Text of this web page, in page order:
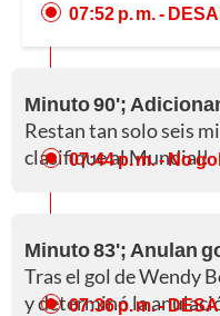
07:52 p. m. -
Minuto 90';
Restan tan solo seis
clasifique al Mundial!
07:44 p. m.- No
Minuto 83'; Anulan
Tras el gol de Wendy
y determinó la
07:36 p. m.-